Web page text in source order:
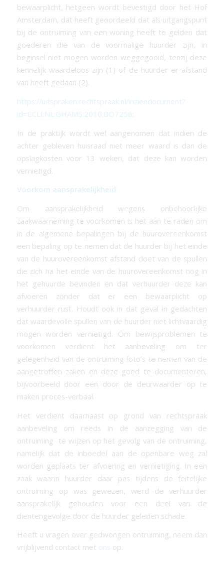
bewaarplicht, hetgeen wordt bevestigd door het Hof
Amsterdam, dat heeft geoordeeld dat als uitgangspunt
bij de ontruiming van een woning heeft te gelden dat
goederen die van de voormalige huurder zijn, in
beginsel niet mogen worden weggegooid, tenzij deze
kennelijk waardeloos zijn (1) of de huurder er afstand
van heeft gedaan (2).
https://uitspraken.rechtspraak.nl/inziendocument?
id=ECLI:NL:GHAMS:2010:BO7256:
In de praktijk wordt wel aangenomen dat indien de
achter gebleven huisraad niet meer waard is dan de
opslagkosten voor 13 weken, dat deze kan worden
vernietigd.
Voorkom aansprakelijkheid
Om aansprakelijkheid wegens onbehoorlijke
zaakwaarneming te voorkomen is het aan te raden om
in de algemene bepalingen bij de huurovereenkomst
een bepaling op te nemen dat de huurder bij het einde
van de huurovereenkomst afstand doet van de spullen
die zich na het einde van de huurovereenkomst nog in
het gehuurde bevinden en dat verhuurder deze kan
afvoeren zonder dat er een bewaarplicht op
verhuurder rust. Houdt ook in dat geval in gedachten
dat waardevolle spullen van de huurder niet lichtvaardig
mogen worden vernietigd. Om bewijsproblemen te
voorkomen verdient het aanbeveling om ter
gelegenheid van de ontruiming foto’s te nemen van de
aangetroffen zaken en deze goed te documenteren,
bijvoorbeeld door een door de deurwaarder op te
maken proces-verbaal.
Het verdient daarnaast op grond van rechtspraak
aanbeveling om reeds in de aanzegging van de
ontruiming te wijzen op het gevolg van de ontruiming,
namelijk dat de inboedel aan de openbare weg zal
worden geplaats ter afvoering en vernietiging. In een
zaak waarin huurder daar pas tijdens de feitelijke
ontruiming op was gewezen, werd de verhuurder
aansprakelijk gehouden voor een deel van de
dientengevolge door de huurder geleden schade.
Heeft u vragen over gedwongen ontruiming, neem dan
vrijblijvend contact met ons op.